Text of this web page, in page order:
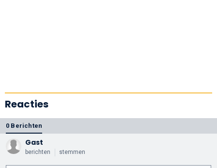
Reacties
0 Berichten
Gast
berichten stemmen